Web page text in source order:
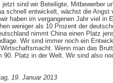
jetzt sind wir Beteiligte, Mitbewerber
schnell entwickelt, wächst die Angst
haben im vergangenen Jahr viel in
weniger als 10 Prozent der
nimmt China einen Platz
Wir sind immer noch ein
Wenn man das
90. Platz in der Welt. Wir sind also
19. Januar 2013